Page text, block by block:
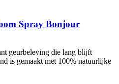
Spray Bonjour
geurbeleving die lang blijft
is gemaakt met 100% natuurlijke